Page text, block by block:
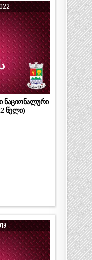
ნაციონალური
წელი)